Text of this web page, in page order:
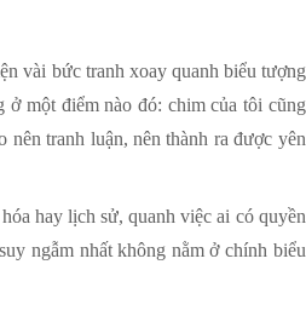
vài bức tranh xoay quanh biểu tượng
một điểm nào đó: chim của tôi cũng
tranh luận, nên thành ra được yên
hay lịch sử, quanh việc ai có quyền
ngẫm nhất không nằm ở chính biểu